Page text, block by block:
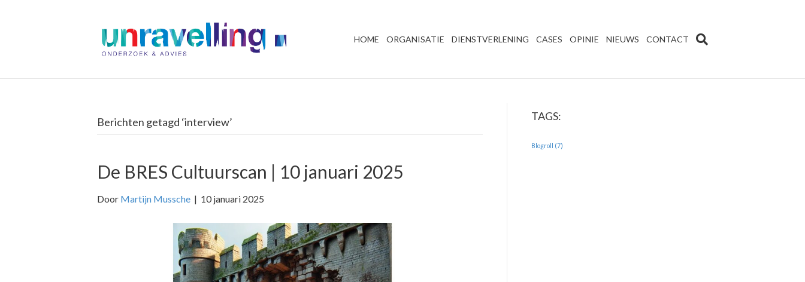
HOME ORGANISATIE DIENSTVERLENING CASES OPINIE NIEUWS CONTACT
Berichten getagd ‘interview’
De BRES Cultuurscan | 10 januari 2025
Door Martijn Mussche | 10 januari 2025
TAGS:
Blogroll (7)